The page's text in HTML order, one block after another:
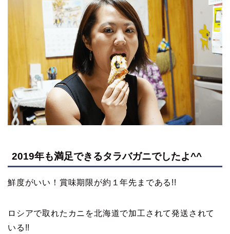
2019年も満足できるタラバガニでしたよ^^
鮮度がいい！賞味期限が約１年先まである!!
ロシアで取れたカニを北海道で加工されて発送されて
いる!!